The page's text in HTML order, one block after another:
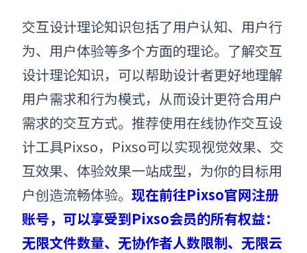
交互设计理论知识包括了用户认知、用户行
为、用户体验等多个方面的理论。了解交互
设计理论知识，可以帮助设计者更好地理解
用户需求和行为模式，从而设计更符合用户
需求的交互方式。推荐使用在线协作交互设
计工具Pixso，Pixso可以实现视觉效果、交
互效果、体验效果一站成型，为你的目标用
户创造流畅体验。 现在前往Pixso官网注册
账号，可以享受到Pixso会员的所有权益：
无限文件数量、无协作者人数限制、无限云